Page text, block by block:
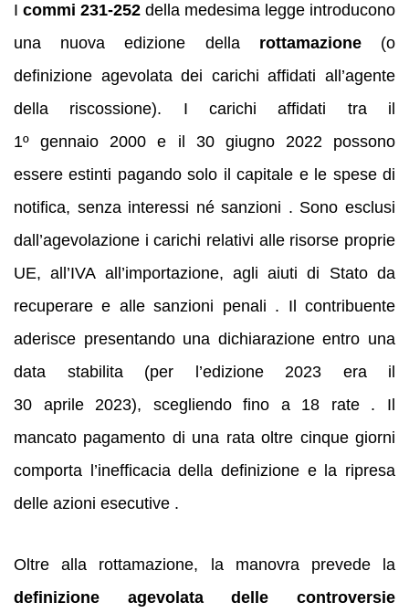
I commi 231‑252 della medesima legge introducono
una nuova edizione della rottamazione(o
definizione agevolata dei carichi affidati all’agente
della riscossione). I carichi affidati tra il
1º gennaio 2000 e il 30 giugno 2022 possono
essere estinti pagando solo il capitale e le spese di
notifica, senza interessi né sanzioni . Sono esclusi
dall’agevolazione i carichi relativi alle risorse proprie
UE, all’IVA all’importazione, agli aiuti di Stato da
recuperare e alle sanzioni penali . Il contribuente
aderisce presentando una dichiarazione entro una
data stabilita (per l’edizione 2023 era il
30 aprile 2023), scegliendo fino a 18 rate . Il
mancato pagamento di una rata oltre cinque giorni
comporta l’inefficacia della definizione e la ripresa
delle azioni esecutive .
Oltre alla rottamazione, la manovra prevede la
definizione agevolata delle controversie